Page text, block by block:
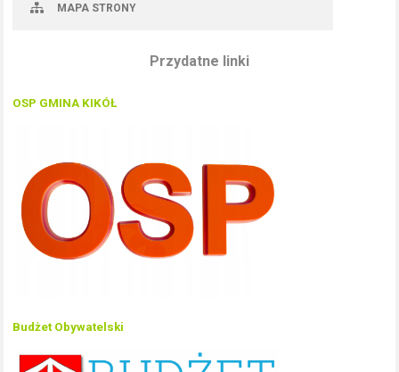
MAPA STRONY
Przydatne linki
OSP GMINA KIKÓŁ
Budżet Obywatelski